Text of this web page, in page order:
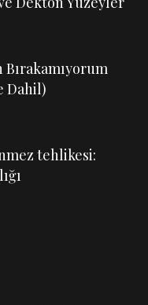
Dahil)
tehlikesi: